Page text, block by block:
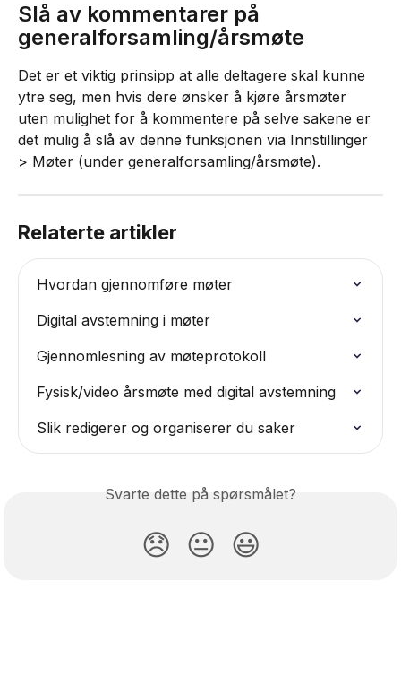
Slå av kommentarer på
generalforsamling/årsmøte
Det er et viktig prinsipp at alle deltagere skal kunne
ytre seg, men hvis dere ønsker å kjøre årsmøter
uten mulighet for å kommentere på selve sakene er
det mulig å slå av denne funksjonen via Innstillinger
> Møter (under generalforsamling/årsmøte).
Relaterte artikler
Hvordan gjennomføre møter
Digital avstemning i møter
Gjennomlesning av møteprotokoll
Fysisk/video årsmøte med digital avstemning
Slik redigerer og organiserer du saker
Svarte dette på spørsmålet?
😞 😐 😃